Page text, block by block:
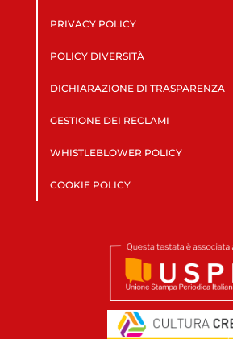
PRIVACY POLICY
POLICY DIVERSITÀ
DICHIARAZIONE DI TRASPARENZA
GESTIONE DEI RECLAMI
WHISTLEBLOWER POLICY
COOKIE POLICY